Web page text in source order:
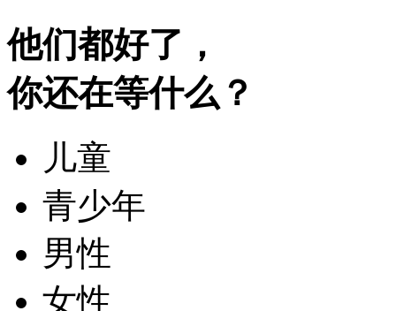
他们都好了，
你还在等什么？
儿童
青少年
男性
女性